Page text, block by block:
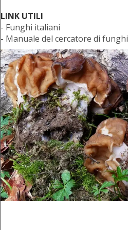
LINK UTILI
- Funghi italiani
- Manuale del cercatore di funghi